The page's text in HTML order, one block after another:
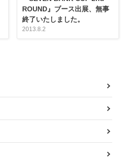
ROUND』ブース出展、無事
終了いたしました。
2013.8.2